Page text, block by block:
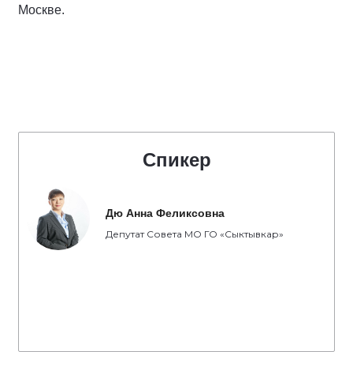
Москве.
Спикер
Дю Анна Феликсовна
Депутат Совета МО ГО «Сыктывкар»